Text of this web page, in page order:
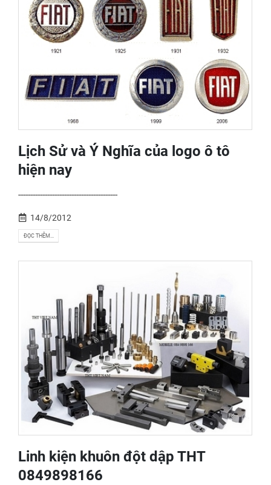
Lịch Sử và Ý Nghĩa của logo ô tô
hiện nay
-----------------------------------------
14/8/2012
ĐỌC THÊM...
Linh kiện khuôn đột dập THT
0849898166